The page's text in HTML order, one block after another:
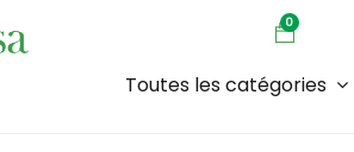
0
Toutes les catégories